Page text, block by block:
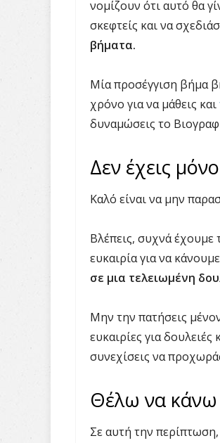
νομίζουν ότι αυτό θα
σκεφτείς και να
βήματα.
Μία προσέγγιση βήμα
χρόνο για να μάθεις και
δυναμώσεις το
Δεν έχεις
Καλό είναι να μην
Βλέπεις, συχνά
ευκαιρία για να
σε μια τελειωμένη
Μην την πατήσεις
ευκαιρίες για
συνεχίσεις να
Θέλω να κάνω
Σε αυτή την